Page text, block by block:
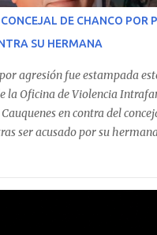
funcionario de la
a la normativa
cantidad de dinero
DE CHANCO POR
SU HERMANA
agresión fue estampada
la Oficina de Violencia
en contra del
ser acusado por su
ocurrieron cerca de las